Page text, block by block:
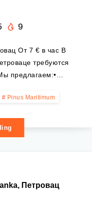
9
От 7 € в час В
требуются
предлагаем:•…
Pinus Maritimum
Петровац